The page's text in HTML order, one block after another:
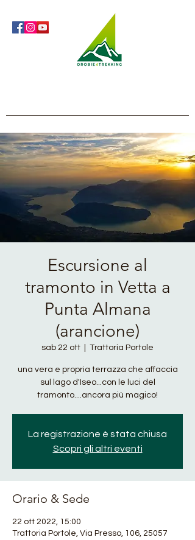
Escursione al
tramonto in Vetta a
Punta Almana
(arancione)
sab 22 ott Trattoria Portole
una vera e propria terrazza che affaccia
sul lago d'Iseo...con le luci del
tramonto....ancora più magico!
La registrazione è stata chiusa
Scopri gli altri eventi
Orario & Sede
22 ott 2022, 15:00
Trattoria Portole, Via Presso, 106, 25057